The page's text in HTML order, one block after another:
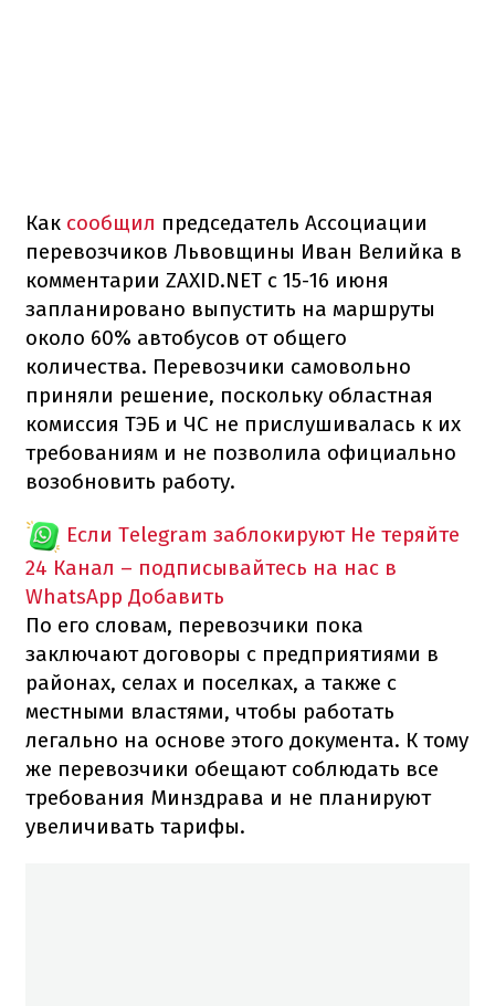
Как сообщил председатель Ассоциации
перевозчиков Львовщины Иван Велийка в
комментарии ZAXID.NET с 15-16 июня
запланировано выпустить на маршруты
около 60% автобусов от общего
количества. Перевозчики самовольно
приняли решение, поскольку областная
комиссия ТЭБ и ЧС не прислушивалась к их
требованиям и не позволила официально
возобновить работу.
Если Telegram заблокируют Не теряйте
24 Канал – подписывайтесь на нас в
WhatsApp Добавить
По его словам, перевозчики пока
заключают договоры с предприятиями в
районах, селах и поселках, а также с
местными властями, чтобы работать
легально на основе этого документа. К тому
же перевозчики обещают соблюдать все
требования Минздрава и не планируют
увеличивать тарифы.